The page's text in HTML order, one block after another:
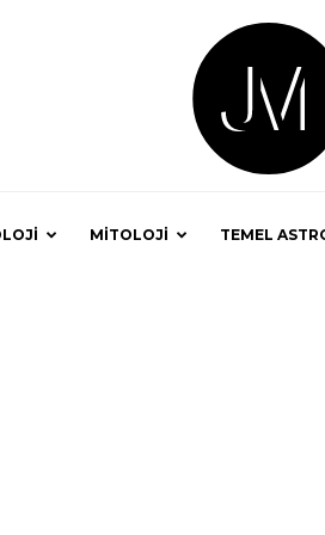
MİTOLOJİ TEMEL